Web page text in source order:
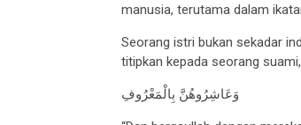
manusia, terutama dalam
Seorang istri bukan sekadar
titipkan kepada seorang
وَعَاشِرُوهُنَّ بِالْمَعْرُوفِ